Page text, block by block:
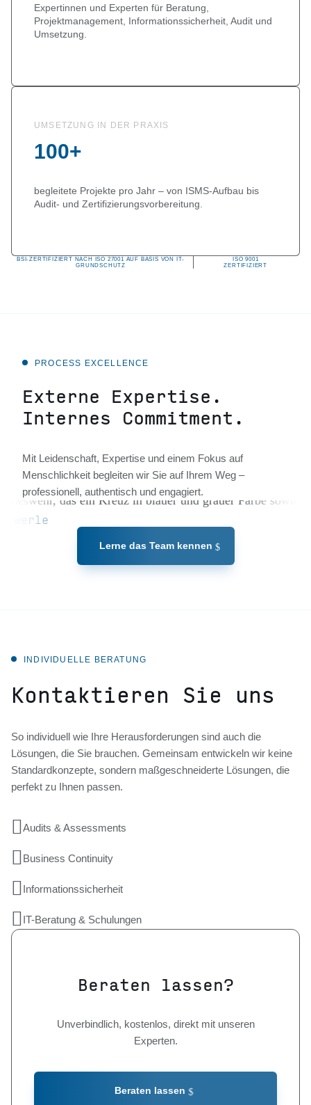
Expertinnen und Experten für Beratung,
Projektmanagement, Informationssicherheit, Audit und
Umsetzung.
UMSETZUNG IN DER PRAXIS
100+
begleitete Projekte pro Jahr – von ISMS-Aufbau bis
Audit- und Zertifizierungsvorbereitung.
BSI-ZERTIFIZIERT NACH ISO 27001 AUF BASIS VON IT-
GRUNDSCHUTZ
ISO 9001
ZERTIFIZIERT
PROCESS EXCELLENCE
Externe Expertise.
Internes Commitment.
Mit Leidenschaft, Expertise und einem Fokus auf
Menschlichkeit begleiten wir Sie auf Ihrem Weg –
professionell, authentisch und engagiert.
Lerne das Team kennen
INDIVIDUELLE BERATUNG
Kontaktieren Sie uns
So individuell wie Ihre Herausforderungen sind auch die
Lösungen, die Sie brauchen. Gemeinsam entwickeln wir keine
Standardkonzepte, sondern maßgeschneiderte Lösungen, die
perfekt zu Ihnen passen.
Audits & Assessments
 Business Continuity
 Informationssicherheit
 IT-Beratung & Schulungen
Beraten lassen?
Unverbindlich, kostenlos, direkt mit unseren
Experten.
Beraten lassen